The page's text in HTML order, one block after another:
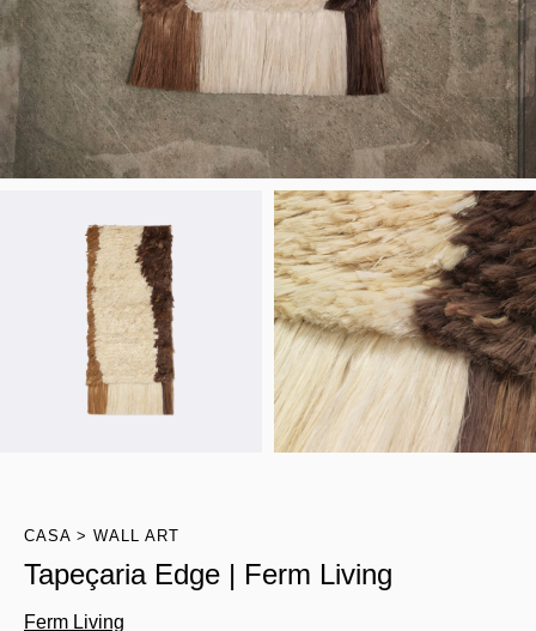
CASA WALL ART
Tapeçaria Edge | Ferm Living
Ferm Living